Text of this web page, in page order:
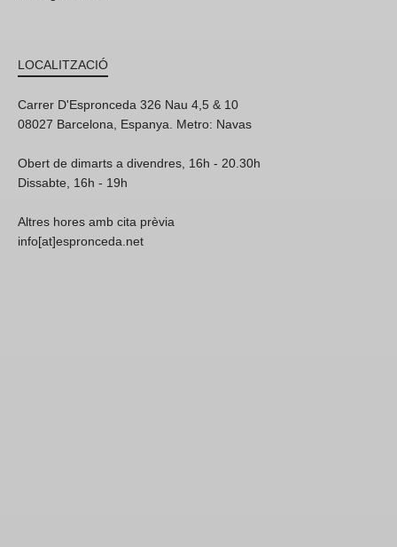
LOCALITZACIÓ
Carrer D'Espronceda 326 Nau 4,5 & 10
08027 Barcelona, Espanya. Metro: Navas
Obert de dimarts a divendres, 16h - 20.30h
Dissabte, 16h - 19h
Altres hores amb cita prèvia
info[at]espronceda.net